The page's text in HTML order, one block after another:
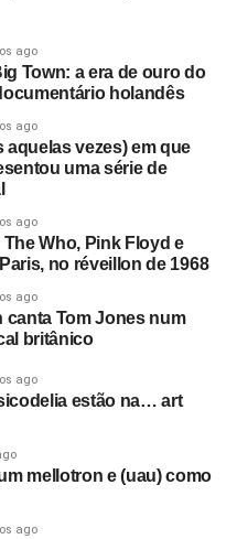
ago
Town: a era de ouro do
holandês
ago
aquelas vezes) em que
uma série de
ago
Who, Pink Floyd e
no réveillon de 1968
ago
canta Tom Jones num
britânico
ago
estão na… art
mellotron e (uau) como
ago